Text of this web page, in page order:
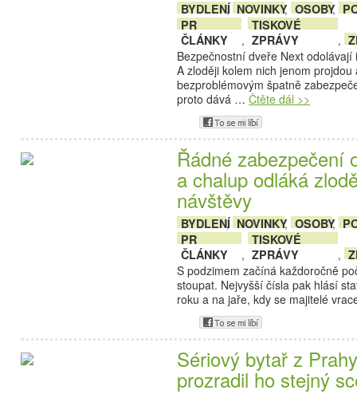
BYDLENÍ, NOVINKY, OSOBY,
PR
ČLÁNKY
,
TISKOVÉ
ZPRÁVY
,
Bezpečnostní dveře Next
A zloději kolem nich jenom projdou
bezproblémovým špatně
proto dává … Čtěte dál >>
Řádné zabezpečení
a chalup odláká
návštěvy
BYDLENÍ, NOVINKY, OSOBY,
PR
ČLÁNKY
,
TISKOVÉ
ZPRÁVY
,
S podzimem začíná každoročně
stoupat. Nejvyšší čísla pak hlásí
roku a na jaře, kdy se majitelé
Sériový bytař z
prozradil ho stejný